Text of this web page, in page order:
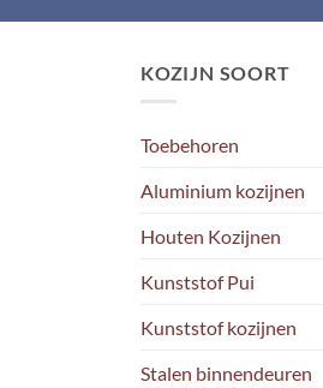
KOZIJN SOORT
Toebehoren
Aluminium kozijnen
Houten Kozijnen
Kunststof Pui
Kunststof kozijnen
Stalen binnendeuren